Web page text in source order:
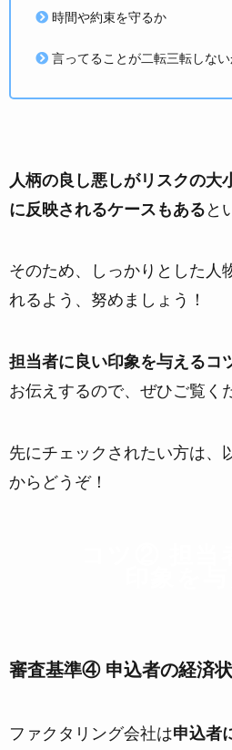
時間や約束を守るか
言ってることが二転三転しない
人柄の良し悪しがリスクの大
に反映されるケースもある と
そのため、しっかりとした人
れるよう、努めましょう！
担当者に良い印象を与えるコ
お伝えするので、ぜひご覧く
先にチェックされたい方は、
からどうぞ！
審査基準④ 申込者の経済
ファクタリング会社は申込者